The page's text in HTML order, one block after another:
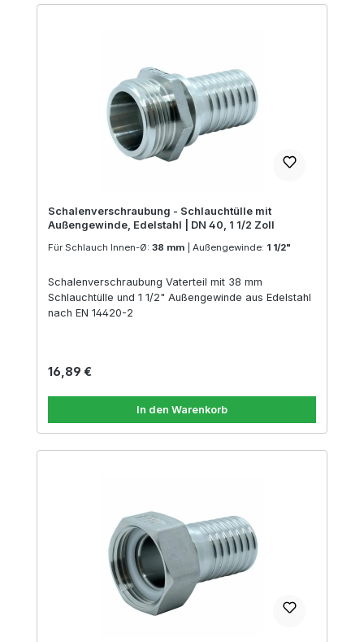
Schalenverschraubung - Schlauchtülle mit
Außengewinde, Edelstahl | DN 40, 1 1/2 Zoll
Für Schlauch Innen-Ø: 38 mm Außengewinde: 1 1/2"
Schalenverschraubung Vaterteil mit 38 mm
Schlauchtülle und 1 1/2" Außengewinde aus Edelstahl
nach EN 14420-2
Regulärer Preis:
16,89 €
In den Warenkorb